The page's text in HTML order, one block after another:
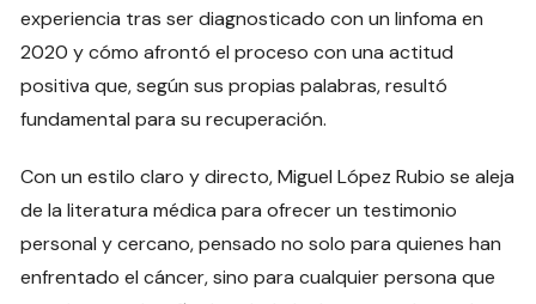
experiencia tras ser diagnosticado con un linfoma en
2020 y cómo afrontó el proceso con una actitud
positiva que, según sus propias palabras, resultó
fundamental para su recuperación.
Con un estilo claro y directo, Miguel López Rubio se aleja
de la literatura médica para ofrecer un testimonio
personal y cercano, pensado no solo para quienes han
enfrentado el cáncer, sino para cualquier persona que